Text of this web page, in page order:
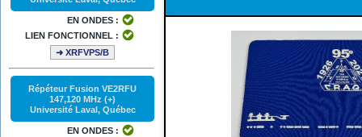
EN ONDES :
LIEN FONCTIONNEL :
➜ XRFVPS/B
Répéteur Fusion VE2RFU
147,120 MHz (+)
Université Laval, Québec
EN ONDES :